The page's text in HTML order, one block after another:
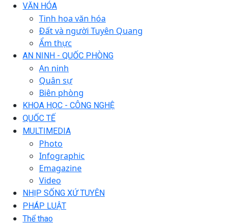
VĂN HÓA
Tinh hoa văn hóa
Đất và người Tuyên Quang
Ẩm thực
AN NINH - QUỐC PHÒNG
An ninh
Quân sự
Biên phòng
KHOA HỌC - CÔNG NGHỆ
QUỐC TẾ
MULTIMEDIA
Photo
Infographic
Emagazine
Video
NHỊP SỐNG XỨ TUYÊN
PHÁP LUẬT
Thể thao